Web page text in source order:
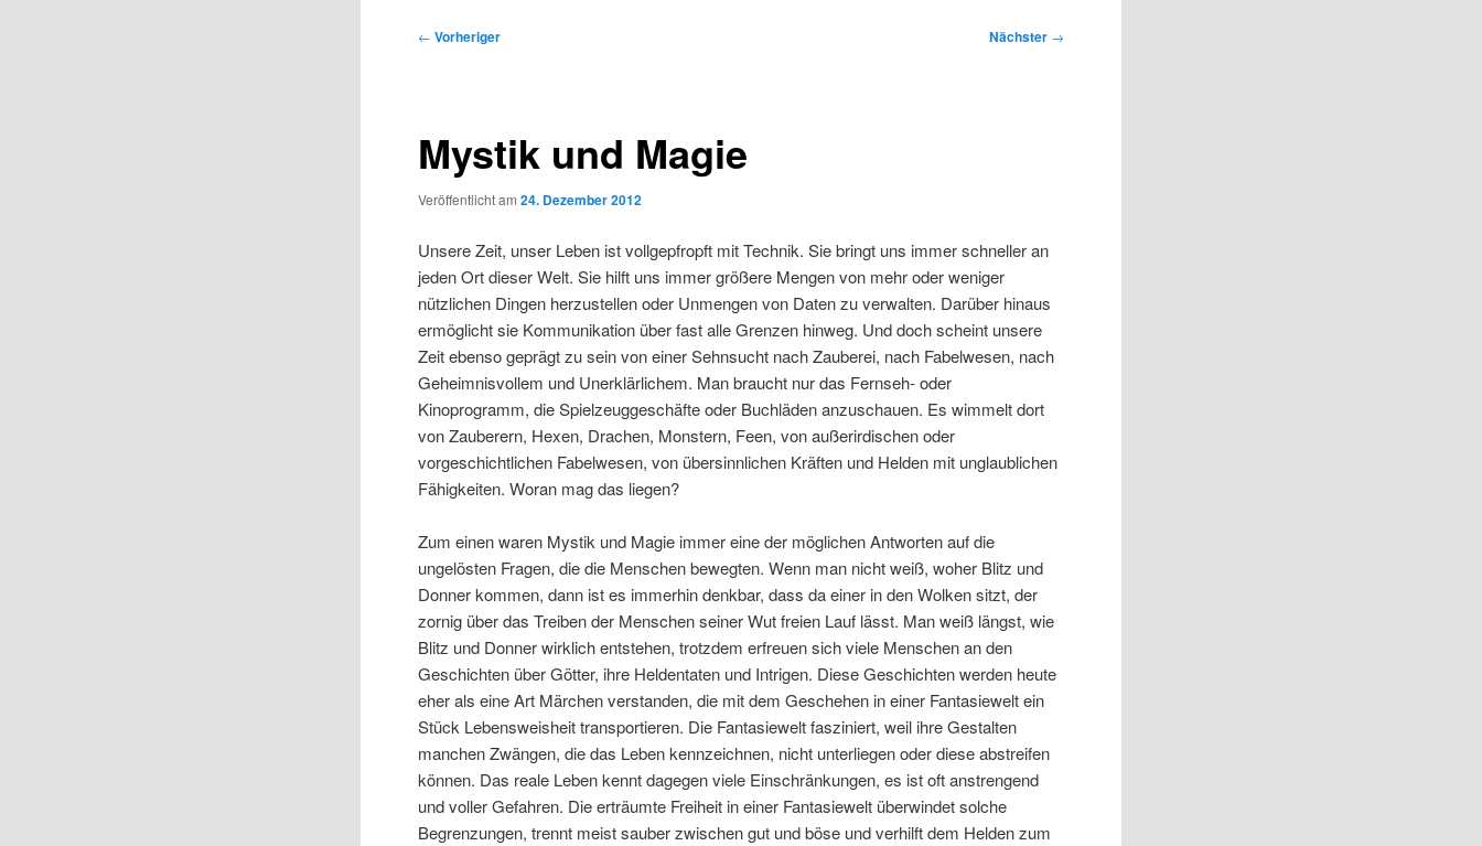
Beitragsnavigation
← Vorheriger Nächster →
Mystik und Magie
Veröffentlicht am24. Dezember 2012
Unsere Zeit, unser Leben ist vollgepfropft mit Technik. Sie bringt uns immer schneller an
jeden Ort dieser Welt. Sie hilft uns immer größere Mengen von mehr oder weniger
nützlichen Dingen herzustellen oder Unmengen von Daten zu verwalten. Darüber hinaus
ermöglicht sie Kommunikation über fast alle Grenzen hinweg. Und doch scheint unsere
Zeit ebenso geprägt zu sein von einer Sehnsucht nach Zauberei, nach Fabelwesen, nach
Geheimnisvollem und Unerklärlichem. Man braucht nur das Fernseh- oder
Kinoprogramm, die Spielzeuggeschäfte oder Buchläden anzuschauen. Es wimmelt dort
von Zauberern, Hexen, Drachen, Monstern, Feen, von außerirdischen oder
vorgeschichtlichen Fabelwesen, von übersinnlichen Kräften und Helden mit unglaublichen
Fähigkeiten. Woran mag das liegen?
Zum einen waren Mystik und Magie immer eine der möglichen Antworten auf die
ungelösten Fragen, die die Menschen bewegten. Wenn man nicht weiß, woher Blitz und
Donner kommen, dann ist es immerhin denkbar, dass da einer in den Wolken sitzt, der
zornig über das Treiben der Menschen seiner Wut freien Lauf lässt. Man weiß längst, wie
Blitz und Donner wirklich entstehen, trotzdem erfreuen sich viele Menschen an den
Geschichten über Götter, ihre Heldentaten und Intrigen. Diese Geschichten werden heute
eher als eine Art Märchen verstanden, die mit dem Geschehen in einer Fantasiewelt ein
Stück Lebensweisheit transportieren. Die Fantasiewelt fasziniert, weil ihre Gestalten
manchen Zwängen, die das Leben kennzeichnen, nicht unterliegen oder diese abstreifen
können. Das reale Leben kennt dagegen viele Einschränkungen, es ist oft anstrengend
und voller Gefahren. Die erträumte Freiheit in einer Fantasiewelt überwindet solche
Begrenzungen, trennt meist sauber zwischen gut und böse und verhilft dem Helden zum